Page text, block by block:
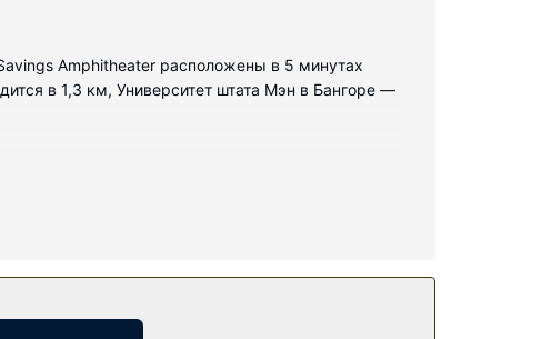
Amphitheater расположены в 5 минутах
в 1,3 км, Университет штата Мэн в Бангоре —
вы найдете душ. Предоставляется